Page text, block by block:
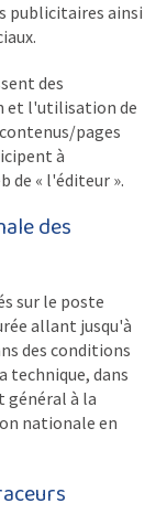
publicitaires ainsi
des
et l'utilisation de
pages
à
de « l'éditeur ».
des
sur le poste
allant jusqu'à
des conditions
technique, dans
général à la
nationale en